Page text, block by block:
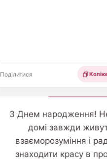
Поділитися
З Днем народження!
домі завжди
взаєморозуміння і
знаходити красу в